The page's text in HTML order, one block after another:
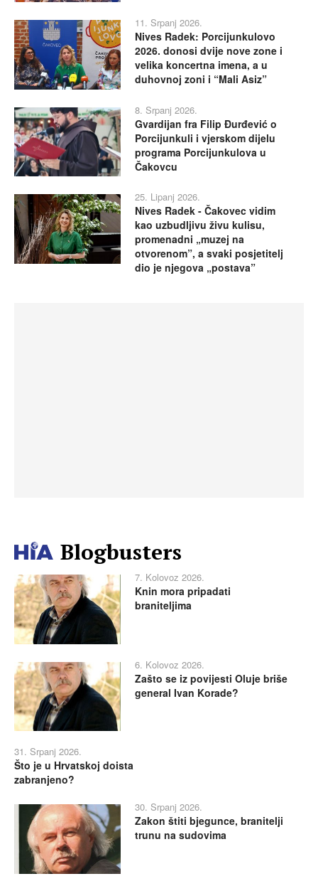
11. Srpanj 2026.
Nives Radek: Porcijunkulovo
2026. donosi dvije nove zone i
velika koncertna imena, a u
duhovnoj zoni i “Mali Asiz”
8. Srpanj 2026.
Gvardijan fra Filip Đurđević o
Porcijunkuli i vjerskom dijelu
programa Porcijunkulova u
Čakovcu
25. Lipanj 2026.
Nives Radek - Čakovec vidim
kao uzbudljivu živu kulisu,
promenadni „muzej na
otvorenom”, a svaki posjetitelj
dio je njegova „postava”
Blogbusters
7. Kolovoz 2026.
Knin mora pripadati
braniteljima
6. Kolovoz 2026.
Zašto se iz povijesti Oluje briše
general Ivan Korade?
31. Srpanj 2026.
Što je u Hrvatskoj doista
zabranjeno?
30. Srpanj 2026.
Zakon štiti bjegunce, branitelji
trunu na sudovima